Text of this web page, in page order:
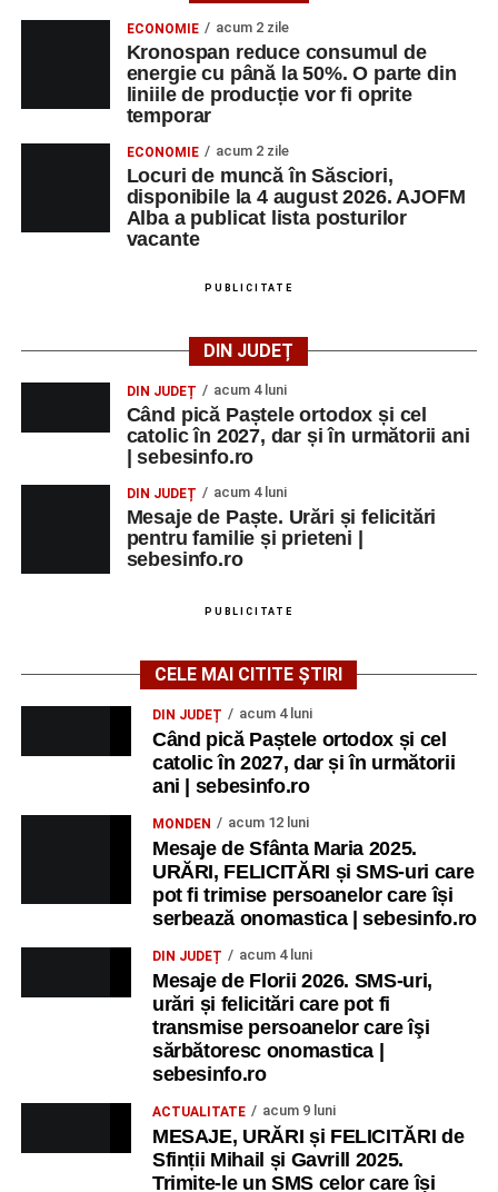
ECONOMIE acum 2 zile
Kronospan reduce consumul de
energie cu până la 50%. O parte din
liniile de producție vor fi oprite
temporar
ECONOMIE acum 2 zile
Locuri de muncă în Săsciori,
disponibile la 4 august 2026. AJOFM
Alba a publicat lista posturilor
vacante
PUBLICITATE
DIN JUDEȚ
DIN JUDEȚ acum 4 luni
Când pică Paștele ortodox și cel
catolic în 2027, dar și în următorii ani
| sebesinfo.ro
DIN JUDEȚ acum 4 luni
Mesaje de Paște. Urări și felicitări
pentru familie și prieteni |
sebesinfo.ro
PUBLICITATE
CELE MAI CITITE ȘTIRI
DIN JUDEȚ acum 4 luni
Când pică Paștele ortodox și cel
catolic în 2027, dar și în următorii
ani | sebesinfo.ro
MONDEN acum 12 luni
Mesaje de Sfânta Maria 2025.
URĂRI, FELICITĂRI și SMS-uri care
pot fi trimise persoanelor care își
serbează onomastica | sebesinfo.ro
DIN JUDEȚ acum 4 luni
Mesaje de Florii 2026. SMS-uri,
urări și felicitări care pot fi
transmise persoanelor care îşi
sărbătoresc onomastica |
sebesinfo.ro
ACTUALITATE acum 9 luni
MESAJE, URĂRI și FELICITĂRI de
Sfinții Mihail și Gavrill 2025.
Trimite-le un SMS celor care își